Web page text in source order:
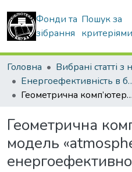
Фонди та
зібрання
Пошук за
критеріями
Головна
Геометрична комп’ютеризована модель «atmospheric radiation» для енергоефективного будівництва
Геометрична
модель